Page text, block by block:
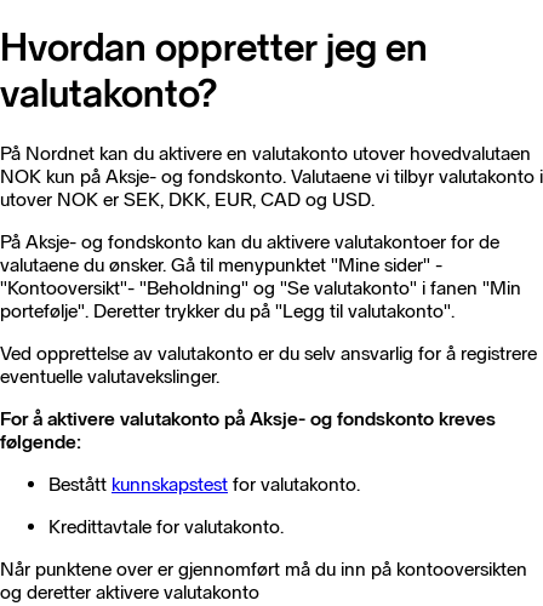
Hvordan oppretter jeg en
valutakonto?
På Nordnet kan du aktivere en valutakonto utover hovedvalutaen
NOK kun på Aksje- og fondskonto. Valutaene vi tilbyr valutakonto i
utover NOK er SEK, DKK, EUR, CAD og USD.
På Aksje- og fondskonto kan du aktivere valutakontoer for de
valutaene du ønsker. Gå til menypunktet "Mine sider" -
"Kontooversikt"- "Beholdning" og "Se valutakonto" i fanen "Min
portefølje". Deretter trykker du på "Legg til valutakonto".
Ved opprettelse av valutakonto er du selv ansvarlig for å registrere
eventuelle valutavekslinger.
For å aktivere valutakonto på Aksje- og fondskonto kreves
følgende:
Bestått kunnskapstest for valutakonto.
Kredittavtale for valutakonto.
Når punktene over er gjennomført må du inn på kontooversikten
og deretter aktivere valutakonto